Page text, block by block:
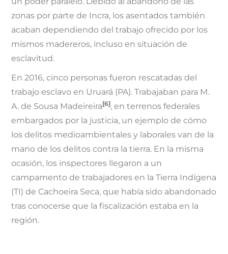
zonas por parte de Incra, los asentados también
acaban dependiendo del trabajo ofrecido por los
mismos madereros, incluso en situación de
esclavitud.
En 2016, cinco personas fueron rescatadas del
trabajo esclavo en Uruará (PA). Trabajaban para M.
A. de Sousa Madeireira[6], en terrenos federales
embargados por la justicia, un ejemplo de cómo
los delitos medioambientales y laborales van de la
mano de los delitos contra la tierra. En la misma
ocasión, los inspectores llegaron a un
campamento de trabajadores en la Tierra Indígena
(TI) de Cachoeira Seca, que había sido abandonado
tras conocerse que la fiscalización estaba en la
región.